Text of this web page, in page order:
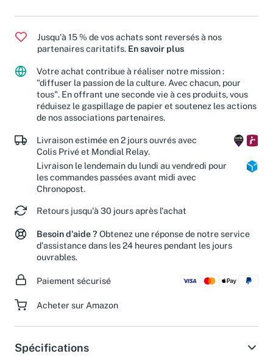
Jusqu'à 15 % de vos achats sont reversés à nos
partenaires caritatifs. En savoir plus
Votre achat contribue à réaliser notre mission :
"diffuser la passion de la culture. Avec chacun, pour
tous". En offrant une seconde vie à ces produits, vous
réduisez le gaspillage de papier et soutenez les actions
de nos associations partenaires.
Livraison estimée en 2 jours ouvrés avec
Colis Privé et Mondial Relay.
Livraison le lendemain du lundi au vendredi pour
les commandes passées avant midi avec
Chronopost.
Retours jusqu'à 30 jours après l'achat
Besoin d'aide ? Obtenez une réponse de notre service
d'assistance dans les 24 heures pendant les jours
ouvrables.
Paiement sécurisé
Acheter sur Amazon
Spécifications